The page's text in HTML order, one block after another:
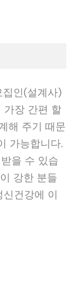
인(설계사)
가장 간편 할
해 주기 때문
가능합니다.
을 수 있습
강한 분들
건강에 이